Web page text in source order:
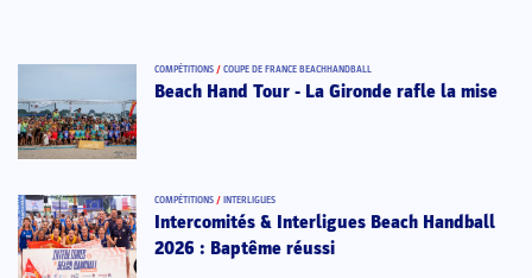
COMPÉTITIONS / COUPE DE FRANCE BEACHHANDBALL
Beach Hand Tour - La Gironde rafle la mise
COMPÉTITIONS / INTERLIGUES
Intercomités & Interligues Beach Handball
2026 : Baptême réussi